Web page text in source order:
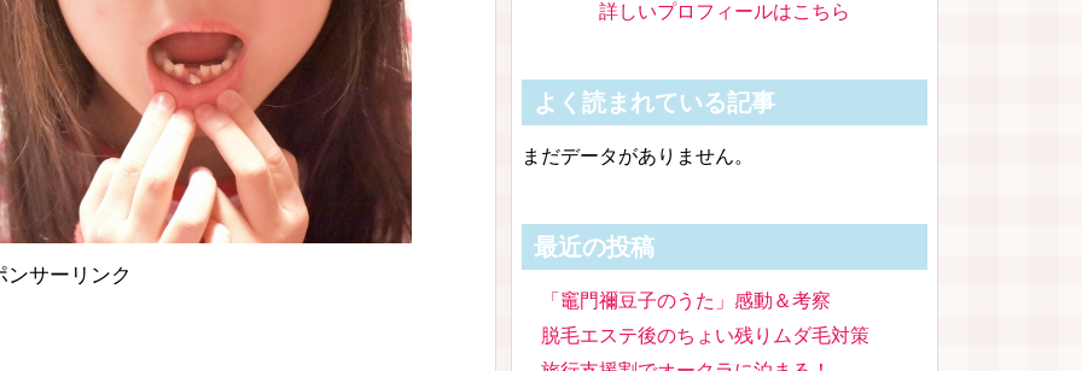
ンサーリンク
詳しいプロフィールはこちら
よく読まれている記事
まだデータがありません。
最近の投稿
「竈門禰豆子のうた」感動＆考察
脱毛エステ後のちょい残りムダ毛対策